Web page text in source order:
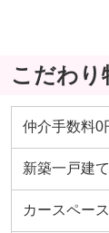
こだわり
仲介手数料0
新築一戸建
カースペー